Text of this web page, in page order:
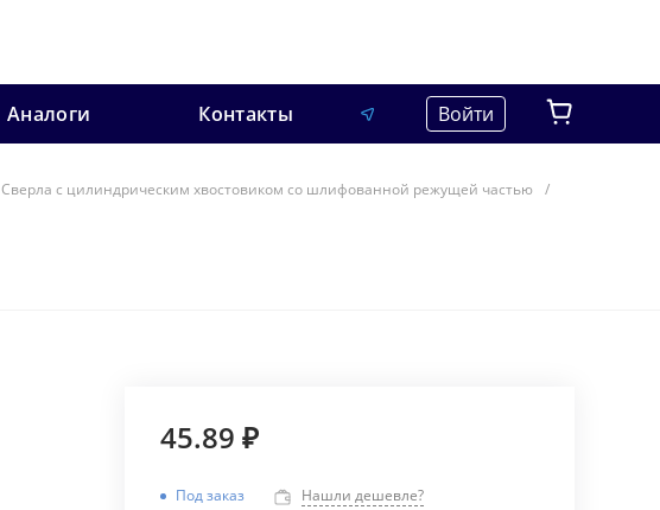
Аналоги Контакты Войти
Сверла с цилиндрическим хвостовиком со шлифованной режущей частью
/
45.89 ₽
Под заказ Нашли дешевле?